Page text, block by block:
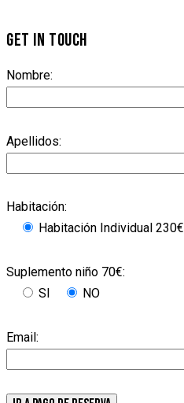
GET IN TOUCH
Nombre:
Apellidos:
Habitación:
Habitación Individual 230€
Suplemento niño 70€:
SI
NO
Email: